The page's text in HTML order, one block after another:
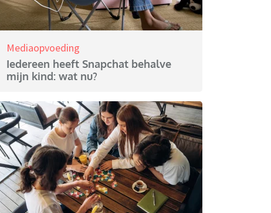
Mediaopvoeding
Iedereen heeft Snapchat behalve
mijn kind: wat nu?